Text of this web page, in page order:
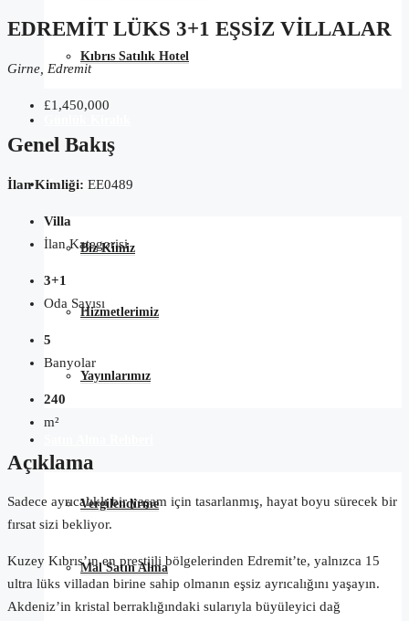
Kıbrıs Satılık Hotel
Hakkımızda
Biz Kimiz
Hizmetlerimiz
Yayınlarımız
Vergilendirme
Mal Satın Alma
EDREMIT LÜKS 3+1 EŞSIZ VILLALAR
Girne, Edremit
£1,450,000
Genel Bakış
İlan Kimliği: EE0489
Villa
İlan Kategorisi
3+1
Oda Sayısı
5
Banyolar
240
m²
Açıklama
Sadece ayrıcalıklı bir yaşam için tasarlanmış, hayat boyu sürecek bir
fırsat sizi bekliyor.
Kuzey Kıbrıs’ın en prestijli bölgelerinden Edremit’te, yalnızca 15
ultra lüks villadan birine sahip olmanın eşsiz ayrıcalığını yaşayın.
Akdeniz’in kristal berraklığındaki sularıyla büyüleyici dağ